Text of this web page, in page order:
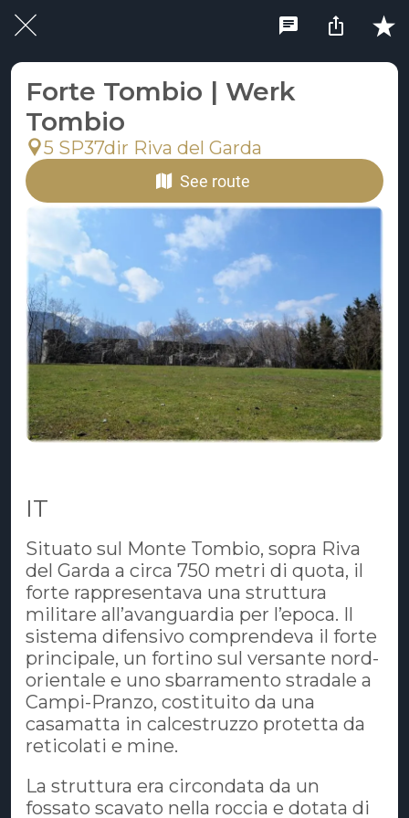
Forte Tombio | Werk
Tombio
5 SP37dir Riva del Garda
See route
IT
Situato sul Monte Tombio, sopra Riva
del Garda a circa 750 metri di quota, il
forte rappresentava una struttura
militare all’avanguardia per l’epoca. Il
sistema difensivo comprendeva il forte
principale, un fortino sul versante nord-
orientale e uno sbarramento stradale a
Campi-Pranzo, costituito da una
casamatta in calcestruzzo protetta da
reticolati e mine.
La struttura era circondata da un
fossato scavato nella roccia e dotata di